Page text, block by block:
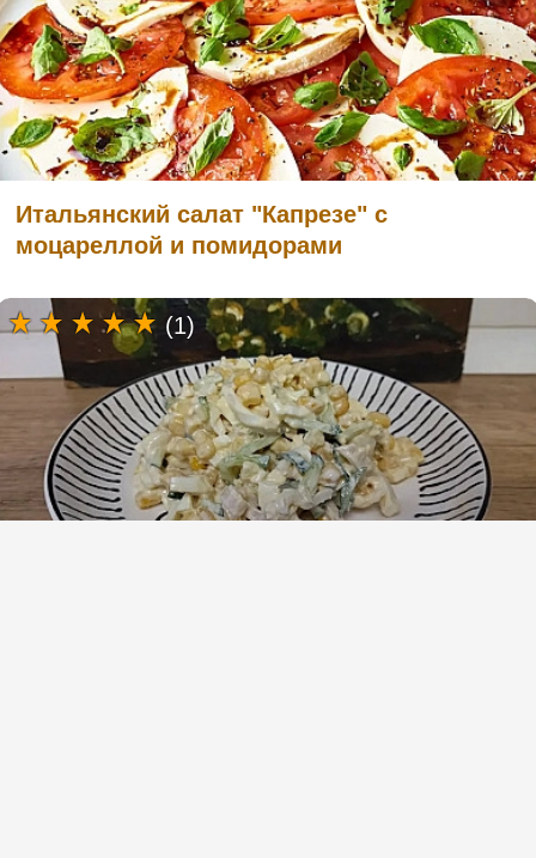
Итальянский салат "Капрезе" с
моцареллой и помидорами
(1)